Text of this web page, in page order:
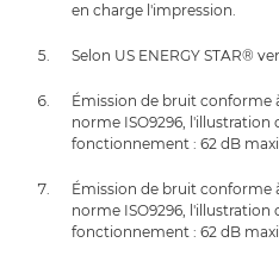
en charge l'impression.
Selon US ENERGY STAR®
Émission de bruit conforme
norme ISO9296, l'illustration
fonctionnement : 62 dB
Émission de bruit conforme
norme ISO9296, l'illustration
fonctionnement : 62 dB